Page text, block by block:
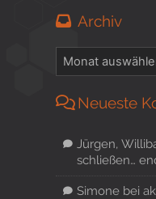
Archiv
Neueste
Jürgen,
schließen…
Simonebei